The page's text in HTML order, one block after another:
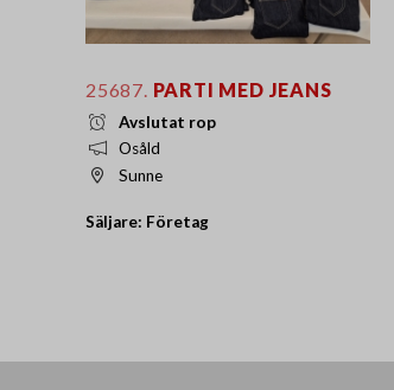
25687. PARTI MED JEANS
Avslutat rop
Osåld
Sunne
Säljare: Företag